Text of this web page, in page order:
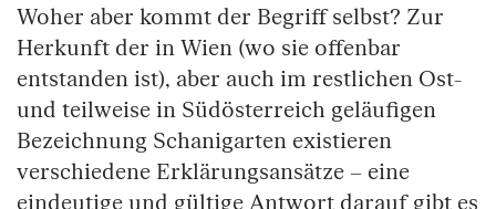
Woher aber kommt der Begriff selbst? Zur
Herkunft der in Wien (wo sie offenbar
entstanden ist), aber auch im restlichen Ost-
und teilweise in Südösterreich geläufigen
Bezeichnung Schanigarten existieren
verschiedene Erklärungsansätze – eine